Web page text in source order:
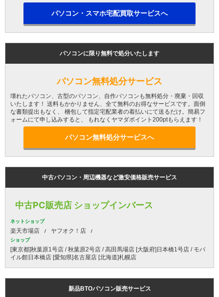
パソコン・スマホ宅配買取サービスへ
パソコンに限り無料で処分いたします
パソコン無料処分サービス
壊れたパソコン、古型のパソコン、自作パソコンも無料処分・廃棄・回収
いたします！ 送料もかかりません、全て無料のお得なサービスです。面倒
な書類提出もなく、 梱包して指定宅配業者の着払いにて送るだけ。簡易フ
ォームにて申し込みすると、 もれなくヤマダポイント200ptもらえます！
パソコン無料処分サービスへ
中古パソコン・周辺機器など激安価格販売サービス
中古PC販売店 ショップインバース
ネットショップ
楽天市場店 ヤフオク！店
ショップ
[東京都]秋葉原1号店 / 秋葉原2号店 / 高田馬場店 [大阪府]日本橋1号店 / モバ
イル館日本橋店 [愛知県]名古屋店 [北海道]札幌店
新品BTOパソコン販売サービス